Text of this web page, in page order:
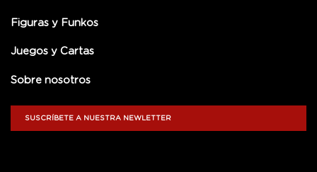
Figuras y Funkos
Juegos y Cartas
Sobre nosotros
SUSCRÍBETE A NUESTRA NEWLETTER